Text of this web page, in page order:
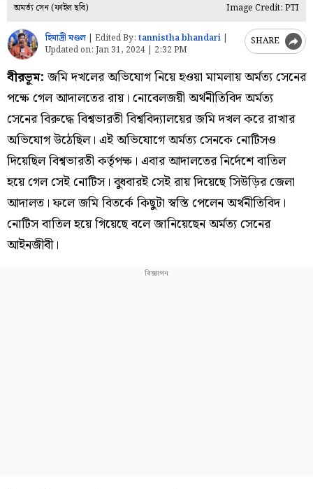
অমর্ত্য সেন (ফাইল ছবি) Image Credit: PTI
হিমাদ্রী মণ্ডল Edited By: tannistha bhandari
Updated on: Jan 31, 2024 | 2:32 PM
SHARE
বীরভূম: জমি দখলের অভিযোগ নিয়ে হওয়া মামলায় অর্মত্য সেনের
পক্ষে গেল আদালতের রায়। নোবেলজয়ী অর্থনীতিবিদ অর্মত্য
সেনের বিরুদ্ধে বিশ্বভারতী বিশ্ববিদ্যালয়ের জমি দখল করে রাখার
অভিযোগ উঠেছিল। এই অভিযোগে অর্মত্য সেনকে নোটিসও
দিয়েছিল বিশ্বভারতী কর্তৃপক্ষ। এবার আদালতের নির্দেশে বাতিল
হয়ে গেল সেই নোটিস। বুধবারই সেই রায় দিয়েছে সিউড়ির জেলা
আদালত। ফলে জমি বিতর্কে কিছুটা স্বস্তি পেলেন অর্থনীতিবিদ।
নোটিস বাতিল হয়ে গিয়েছে বলে জানিয়েছেন অর্মত্য সেনের
আইনজীবী।